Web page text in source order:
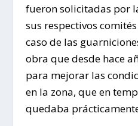
fueron solicitadas por
sus respectivos
caso de las
obra que desde hace
para mejorar las
en la zona, que en
quedaba